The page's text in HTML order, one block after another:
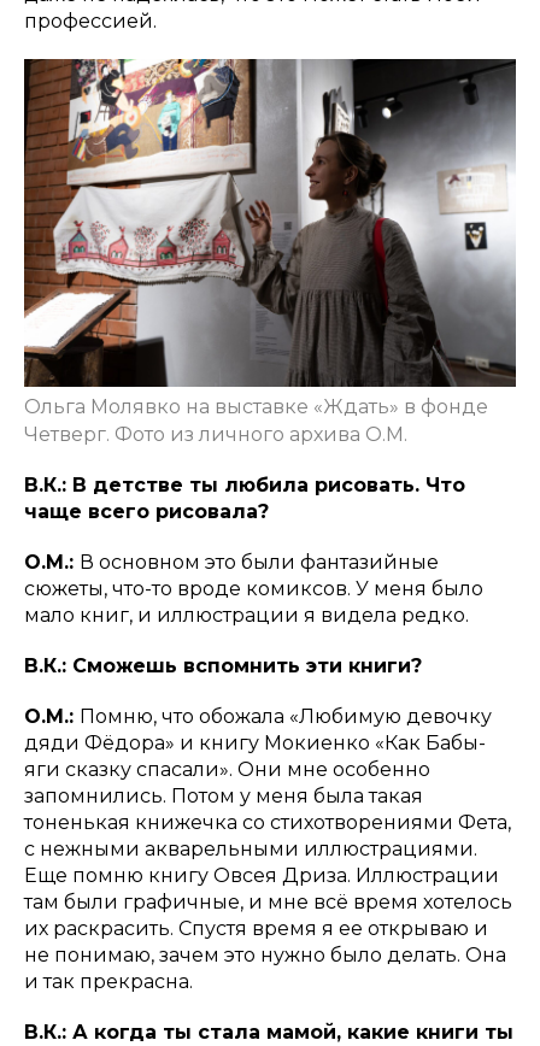
профессией.
Ольга Молявко на выставке «Ждать» в фонде
Четверг. Фото из личного архива О.М.
В.К.: В детстве ты любила рисовать. Что
чаще всего рисовала?
О.М.: В основном это были фантазийные
сюжеты, что-то вроде комиксов. У меня было
мало книг, и иллюстрации я видела редко.
В.К.: Сможешь вспомнить эти книги?
О.М.: Помню, что обожала «Любимую девочку
дяди Фёдора» и книгу Мокиенко «Как Бабы-
яги сказку спасали». Они мне особенно
запомнились. Потом у меня была такая
тоненькая книжечка со стихотворениями Фета,
с нежными акварельными иллюстрациями.
Еще помню книгу Овсея Дриза. Иллюстрации
там были графичные, и мне всё время хотелось
их раскрасить. Спустя время я ее открываю и
не понимаю, зачем это нужно было делать. Она
и так прекрасна.
В.К.: А когда ты стала мамой, какие книги ты